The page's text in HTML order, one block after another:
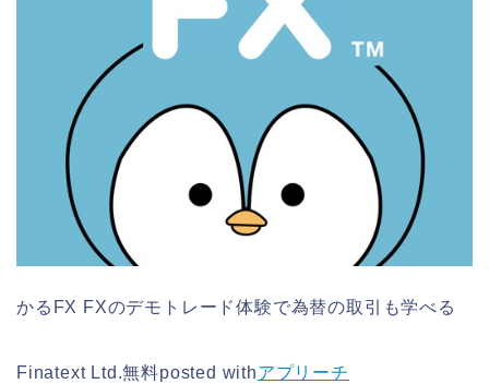
かるFX FXのデモトレード体験で為替の取引も学べる
Finatext Ltd.無料posted withアプリーチ